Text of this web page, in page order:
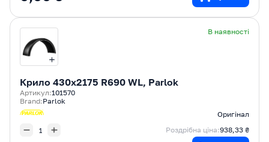
В наявності
Крилo 430x2175 R690 WL, Parlok
Артикул:101570
Brand:Parlok
Оригінал
Роздрібна ціна:938,33 ₴